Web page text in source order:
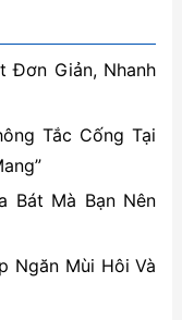
Đơn Giản, Nhanh
Tắc Cống Tại
Bát Mà Bạn Nên
Ngăn Mùi Hôi Và